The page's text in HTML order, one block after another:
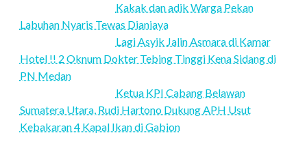
Kakak dan adik Warga Pekan
Labuhan Nyaris Tewas Dianiaya
Lagi Asyik Jalin Asmara di Kamar
Hotel !! 2 Oknum Dokter Tebing Tinggi Kena Sidang di
PN Medan
Ketua KPI Cabang Belawan
Sumatera Utara, Rudi Hartono Dukung APH Usut
Kebakaran 4 Kapal Ikan di Gabion